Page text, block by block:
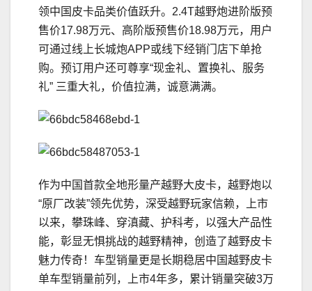
领中国皮卡品类价值跃升。2.4T越野炮进阶版预
售价17.98万元、高阶版预售价18.98万元，用户
可通过线上长城炮APP或线下经销门店下单抢
购。预订用户还可尊享“现金礼、置换礼、服务
礼” 三重大礼，价值拉满，诚意满满。
作为中国首款全地形量产越野大皮卡，越野炮以
“原厂改装”领先优势，深受越野玩家信赖，上市
以来，攀珠峰、穿滇藏、护科考，以强大产品性
能，彰显无惧挑战的越野精神，创造了越野皮卡
魅力传奇！车型销量更是长期稳居中国越野皮卡
单车型销量前列，上市4年多，累计销量突破3万